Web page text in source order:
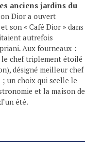
anciens jardins du
Dior a ouvert
son « Café Dior » dans
autrefois
Aux fourneaux :
le chef triplement étoilé
désigné meilleur chef
; un choix qui scelle le
et la maison de
été.